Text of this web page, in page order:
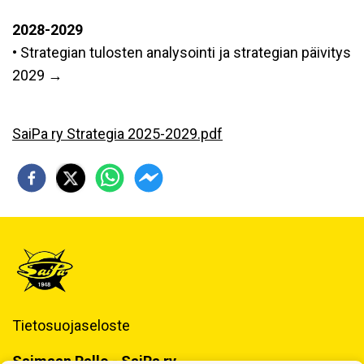
2028-2029
• Strategian tulosten analysointi ja strategian päivitys
2029 →
SaiPa ry Strategia 2025-2029.pdf
Tietosuojaseloste